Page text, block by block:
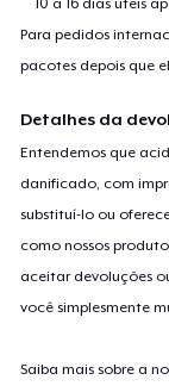
10 a 16 dias úteis
Para pedidos
pacotes depois que
Detalhes da
Entendemos que
danificado, com
substituí-lo ou
como nossos
aceitar devoluções
você simplesmente
Saiba mais sobre a